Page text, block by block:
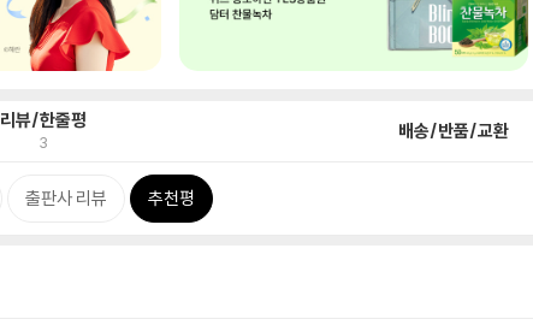
리뷰/한줄평
3 배송/반품/교환
출판사 리뷰 추천평